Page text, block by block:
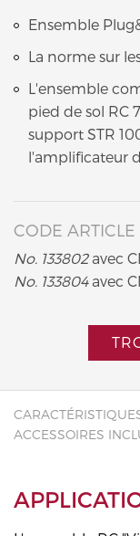
Ensemble
La norme sur
L'ensemble
pied de sol RC
support STR
l'amplificateur
CODE ARTICLE
No. 133802avec
No. 133804avec
ACCESSOIRES